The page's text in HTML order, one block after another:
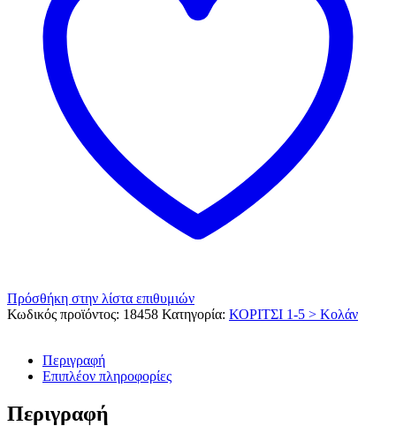
Πρόσθήκη στην λίστα επιθυμιών
Κωδικός προϊόντος: 18458 Κατηγορία: ΚΟΡΙΤΣΙ 1-5 > Κολάν
Περιγραφή
Επιπλέον πληροφορίες
Περιγραφή